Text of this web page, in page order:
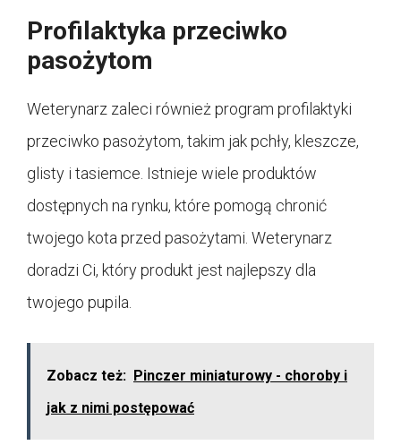
Profilaktyka przeciwko
pasożytom
Weterynarz zaleci również program profilaktyki
przeciwko pasożytom, takim jak pchły, kleszcze,
glisty i tasiemce. Istnieje wiele produktów
dostępnych na rynku, które pomogą chronić
twojego kota przed pasożytami. Weterynarz
doradzi Ci, który produkt jest najlepszy dla
twojego pupila.
Zobacz też: Pinczer miniaturowy - choroby i
jak z nimi postępować